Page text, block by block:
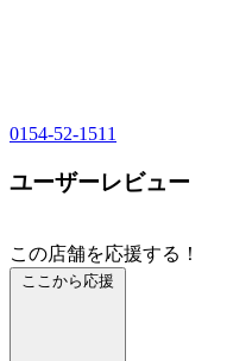
0154-52-1511
ユーザーレビュー
この店舗を応援する！
ここから応援